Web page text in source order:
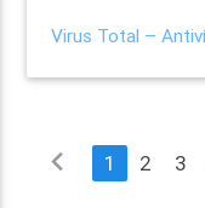
Virus Total –
navigate_before 1 2 3